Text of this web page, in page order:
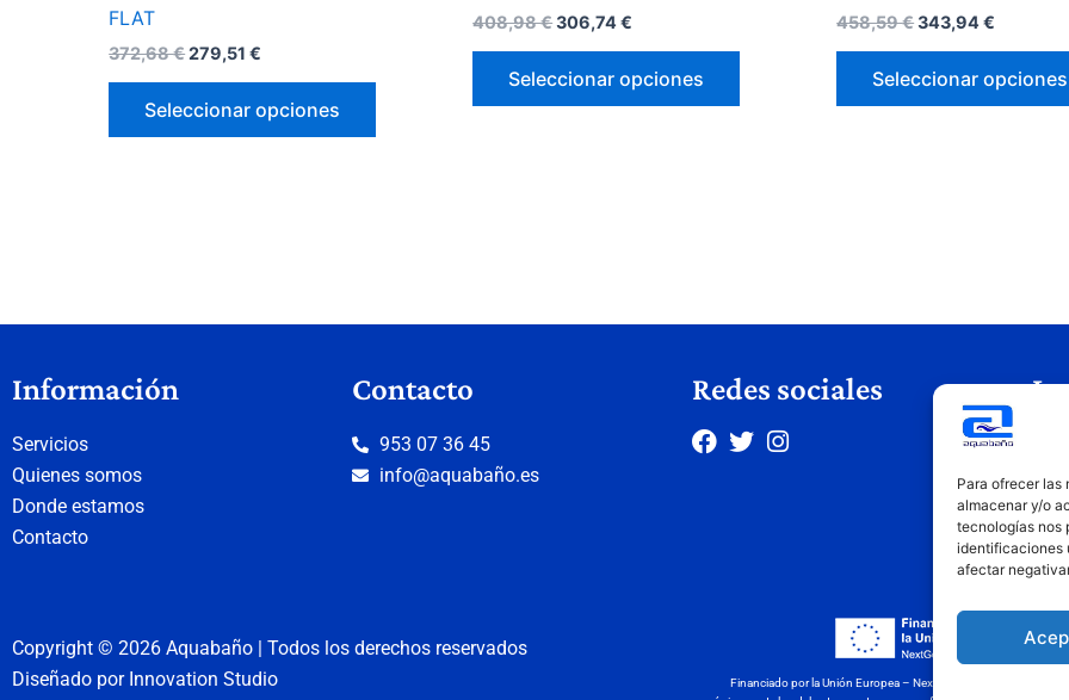
Para ofrecer las
almacenar y/o
tecnologías nos
identificaciones
afectar
FLAT
372,68€279,51€
Seleccionar opciones
408,98€306,74€
Seleccionar opciones
458,59€343,94€
Seleccionar opciones
Información
Servicios
Quienes somos
Donde estamos
Contacto
Contacto
953 07 36 45
info@aquabaño.es
Redes sociales
Copyright © 2026 Aquabaño | Todos los derechos reservados
Diseñado por Innovation Studio
Financiado por la Unión Europea – NextGenerationEU. Sin